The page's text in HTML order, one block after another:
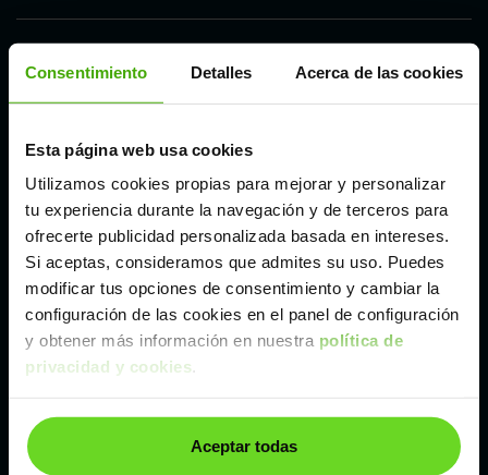
Consentimiento Detalles Acerca de las cookies
Esta página web usa cookies
Utilizamos cookies propias para mejorar y personalizar
tu experiencia durante la navegación y de terceros para
ofrecerte publicidad personalizada basada en intereses.
Si aceptas, consideramos que admites su uso. Puedes
modificar tus opciones de consentimiento y cambiar la
configuración de las cookies en el panel de configuración
y obtener más información en nuestra política de
privacidad y cookies.
Aceptar todas
Málaga
Valencia
Zaragoza
Volkswagen ID.4 de segunda mano y ocasión